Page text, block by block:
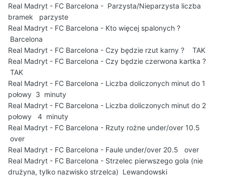
Real Madryt - FC Barcelona - Parzysta/Nieparzysta liczba
bramek parzyste
Real Madryt - FC Barcelona - Kto więcej spalonych ?
Barcelona
Real Madryt - FC Barcelona - Czy będzie rzut karny ? TAK
Real Madryt - FC Barcelona - Czy będzie czerwona kartka ?
TAK
Real Madryt - FC Barcelona - Liczba doliczonych minut do 1
połowy 3 minuty
Real Madryt - FC Barcelona - Liczba doliczonych minut do 2
połowy 4 minuty
Real Madryt - FC Barcelona - Rzuty rożne under/over 10.5
over
Real Madryt - FC Barcelona - Faule under/over 20.5 over
Real Madryt - FC Barcelona - Strzelec pierwszego gola (nie
drużyna, tylko nazwisko strzelca) Lewandowski